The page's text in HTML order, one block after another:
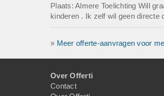
Plaats: Almere Toelichting Will
kinderen . Ik zelf wil geen directe
» Meer offerte-aanvragen voor
Over Offerti
Contact